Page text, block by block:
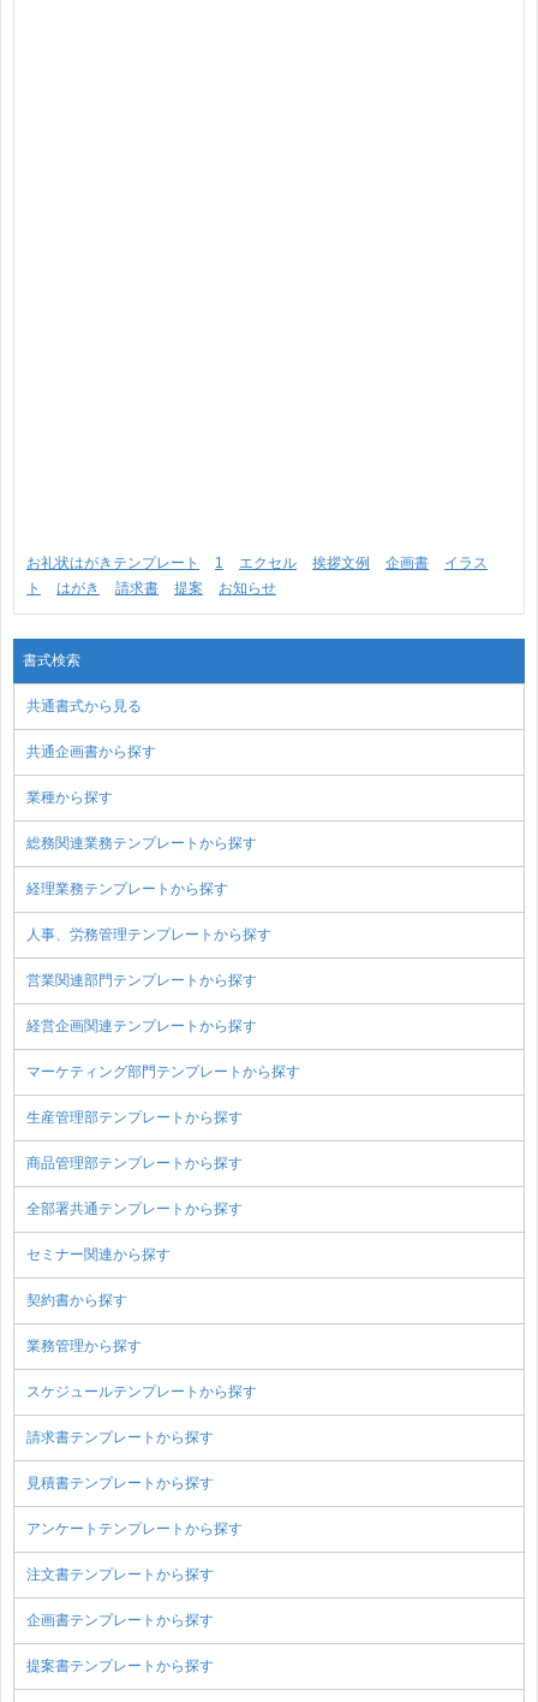
お礼状はがきテンプレート 1 エクセル 挨拶文例 企画書
イラス
ト
はがき 請求書 提案 お知らせ
書式検索
共通書式から見る
共通企画書から探す
業種から探す
総務関連業務テンプレートから探す
経理業務テンプレートから探す
人事、労務管理テンプレートから探す
営業関連部門テンプレートから探す
経営企画関連テンプレートから探す
マーケティング部門テンプレートから探す
生産管理部テンプレートから探す
商品管理部テンプレートから探す
全部署共通テンプレートから探す
セミナー関連から探す
契約書から探す
業務管理から探す
スケジュールテンプレートから探す
請求書テンプレートから探す
見積書テンプレートから探す
アンケートテンプレートから探す
注文書テンプレートから探す
企画書テンプレートから探す
提案書テンプレートから探す